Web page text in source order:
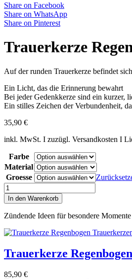
Share on Facebook
Share on WhatsApp
Share on Pinterest
Trauerkerze
Auf der runden Trauerkerze befindet
Ein Licht, das die Erinnerung bewahrt
Bei jeder Gedenkkerze sind ein kurzer,
Ein stilles Zeichen der Verbundenheit,
35,90 €
inkl. MwSt. I zuzügl. Versandkosten I
Farbe
Material
Groesse
Trauerkerze
Regenbogen
Menge
In den Warenkorb
Zündende Ideen für besondere Momente
Trauerkerze Regenbogen
85,90 €